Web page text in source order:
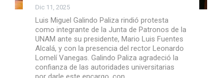
Dic 11, 2025
Luis Miguel Galindo Paliza rindió protesta
como integrante de la Junta de Patronos de la
UNAM ante su presidente, Mario Luis Fuentes
Alcalá, y con la presencia del rector Leonardo
Lomelí Vanegas. Galindo Paliza agradeció la
confianza de las autoridades universitarias